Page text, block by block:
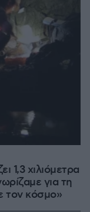
1,3 χιλιόμετρα
για τη
τον κόσμο»